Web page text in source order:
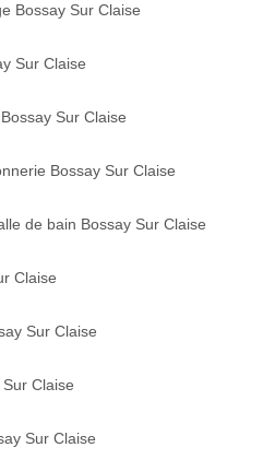
Bossay Sur Claise
Sur Claise
Sur Claise
Bossay Sur Claise
de bain Bossay Sur Claise
Claise
Sur Claise
Claise
Sur Claise